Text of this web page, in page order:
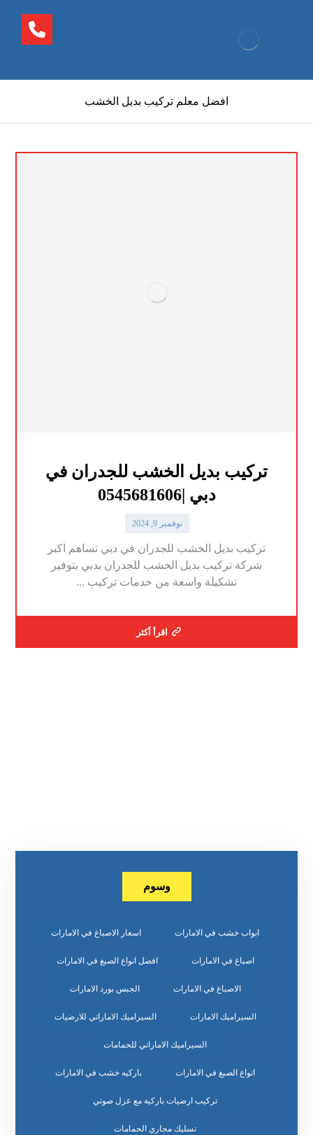
افضل معلم تركيب بديل الخشب
تركيب بديل الخشب للجدران في
دبي |0545681606
نوفمبر 9, 2024
تركيب بديل الخشب للجدران في دبي تساهم اكبر
شركة تركيب بديل الخشب للجدران بدبي بتوفير
تشكيلة واسعة من خدمات تركيب ...
اقرأ أكثر
وسوم
ابواب خشب في الامارات اسعار الاصباغ في الامارات
اصباغ في الامارات افضل انواع الصبغ في الامارات
الاصباغ في الامارات الجبس بورد الامارات
السيراميك الامارات السيراميك الاماراتي للارضيات
السيراميك الاماراتي للحمامات
انواع الصبغ في الامارات باركيه خشب في الامارات
تركيب ارضيات باركية مع عزل صوتي
تسليك مجاري الحمامات